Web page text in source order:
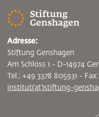
Adresse:
Stiftung Genshagen
Am Schloss 1 - D-14974
Tel.: +49 3378 805931 -
institut(at)stiftung-